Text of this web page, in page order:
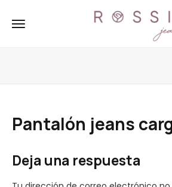
Pantalón jeans
Deja una respuesta